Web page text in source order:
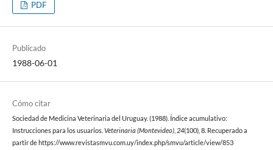
PDF
Publicado
1988-06-01
Cómo citar
Sociedad de Medicina Veterinaria del Uruguay. (1988). Índice acumulativo:
Instrucciones para los usuarios. Veterinaria (Montevideo), 24(100), 8. Recuperado a
partir de https://www.revistasmvu.com.uy/index.php/smvu/article/view/853